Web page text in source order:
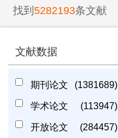
找到 5282193条文献
文献数据
期刊论文 (1381689)
学术论文 (113947)
开放论文 (284457)